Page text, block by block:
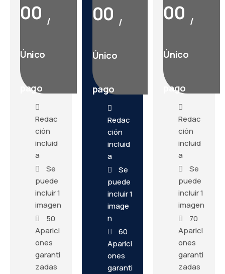
00 /
Único
pago
Redac
ción
incluid
a
Se
puede
incluir 1
imagen
50
Aparici
ones
garanti
zadas
00 /
Único
pago
Redac
ción
incluid
a
Se
puede
incluir 1
image
n
60
Aparici
ones
garanti
00 /
Único
pago
Redac
ción
incluid
a
Se
puede
incluir 1
imagen
70
Aparici
ones
garanti
zadas